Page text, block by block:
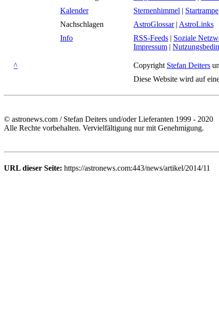
Kalender
Sternenhimmel | Startrampe
Nachschlagen
AstroGlossar| AstroLinks
Info
RSS-Feeds | Soziale
Impressum |
^ Copyright Stefan Deiters
Diese Website wird auf
© astronews.com / Stefan Deiters und/oder Lieferanten 1999 - 2020
Alle Rechte vorbehalten. Vervielfältigung nur mit Genehmigung.
URL dieser Seite: https://astronews.com:443/news/artikel/2014/11